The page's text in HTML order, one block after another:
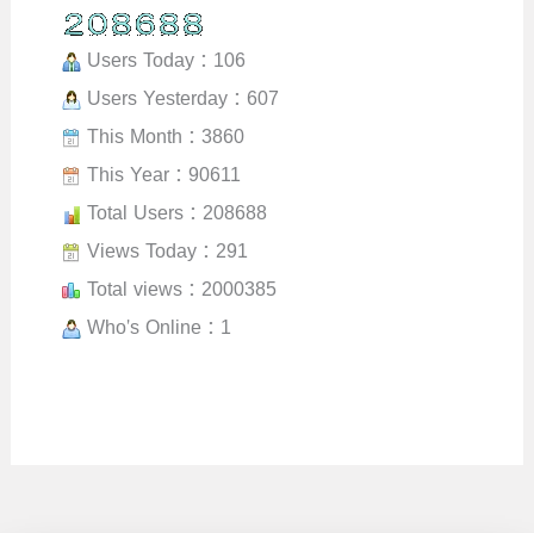
Users Today : 106
Users Yesterday : 607
This Month : 3860
This Year : 90611
Total Users : 208688
Views Today : 291
Total views : 2000385
Who's Online : 1